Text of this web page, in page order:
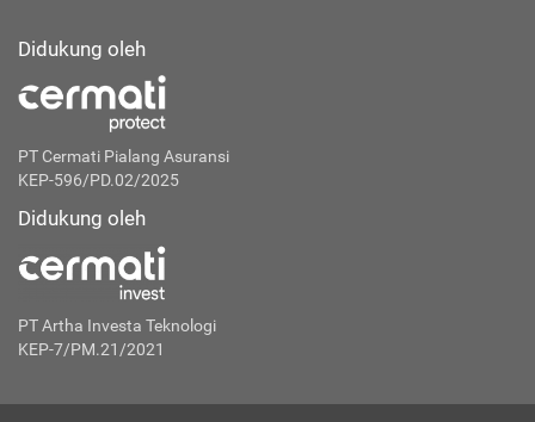
Didukung oleh
PT Cermati Pialang Asuransi
KEP-596/PD.02/2025
Didukung oleh
PT Artha Investa Teknologi
KEP-7/PM.21/2021